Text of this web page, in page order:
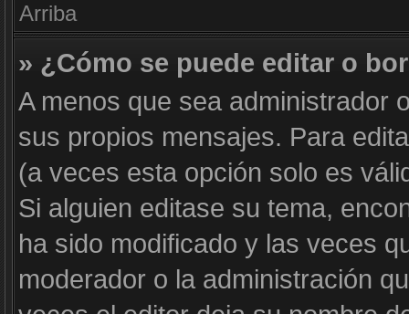
Arriba
» ¿Cómo se puede editar o
A menos que sea administrador
sus propios mensajes. Para
(a veces esta opción solo es
Si alguien editase su tema,
ha sido modificado y las veces
moderador o la administración